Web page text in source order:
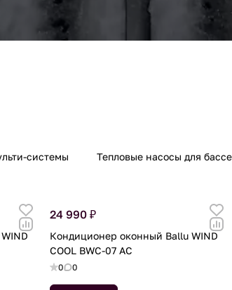
Тепловое оборудование
системы Тепловые насосы для
24 990 ₽
Кондиционер оконный Ballu WIND
COOL BWC-07 AC
0 0